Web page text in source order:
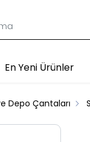
En Yeni Ürünler
Depo Çantaları